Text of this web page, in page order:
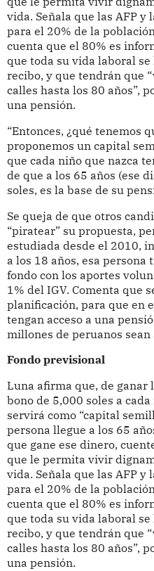
vida. Señala que las AFP y
para el 20% de la
cuenta que el 80% es
que toda su vida laboral
recibo, y que tendrán que
calles hasta los 80 años”,
una pensión.
“Entonces, ¿qué tenemos
proponemos un capital
que cada niño que nazca
de que a los 65 años (ese
soles, es la base de su
Se queja de que otros
“piratear” su propuesta,
estudiada desde el 2010,
a los 18 años, esa
fondo con los aportes
1% del IGV. Comenta que
planificación, para que en
tengan acceso a una
millones de peruanos
Fondo previsional
Luna afirma que, de ganar
bono de 5,000 soles a
servirá como “capital
persona llegue a los 65
que gane ese dinero,
que le permita vivir
vida. Señala que las AFP y
para el 20% de la
cuenta que el 80% es
que toda su vida laboral
recibo, y que tendrán que
calles hasta los 80 años”,
una pensión.